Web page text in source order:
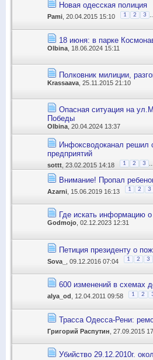
Новая одесская полиция
Pami , 20.04.2015 15:10 1 2 3
18 июня: в парке
Olbina , 18.06.2024 15:11
Полковник милиции,
Krassaava , 25.11.2015 21:10
Опасная ситуация на
Победы
Olbina, 20.04.2024 13:37
Инфоксводоканал решил
предприятий
sottt , 23.02.2015 14:18 1 2 3
Внимание! Пропал
Azarni , 15.06.2019 16:13 1 2 3
Где искать информацию
Godmojo , 02.12.2023 12:31
Петиция президенту о
Sova_ , 09.12.2016 07:04 1 2 3
600 изменений в схемах
alya_od , 12.04.2011 09:58 1 2
Трасса Одесса-Рени:
Григорий Распутин , 27.09.2015
Убийство 29.12.2010г.